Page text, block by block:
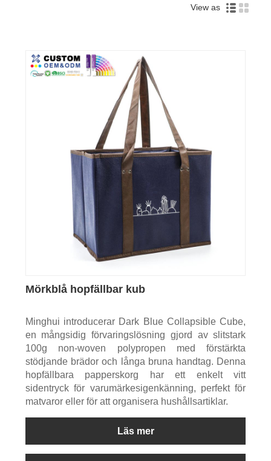
View as
Mörkblå hopfällbar kub
Minghui introducerar Dark Blue Collapsible Cube,
en mångsidig förvaringslösning gjord av slitstark
100g non-woven polypropen med förstärkta
stödjande brädor och långa bruna handtag. Denna
hopfällbara papperskorg har ett enkelt vitt
sidentryck för varumärkesigenkänning, perfekt för
matvaror eller för att organisera hushållsartiklar.
Läs mer